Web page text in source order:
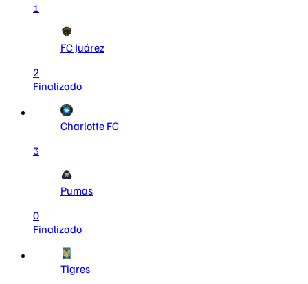
1
FC Juárez
2
Finalizado
Charlotte FC
3
Pumas
0
Finalizado
Tigres